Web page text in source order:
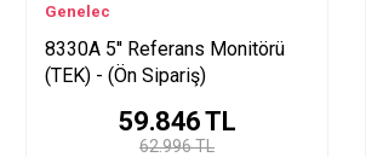
Genelec
8330A 5'' Referans Monitörü
(TEK) - (Ön Sipariş)
62.996 TL
59.846TL